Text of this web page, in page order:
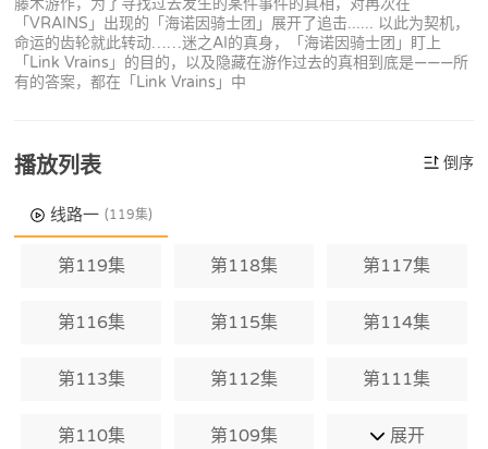
藤木游作，为了寻找过去发生的某件事件的真相，对再次在
「VRAINS」出现的「海诺因骑士团」展开了追击...... 以此为契机，
命运的齿轮就此转动……迷之AI的真身，「海诺因骑士团」盯上
「Link Vrains」的目的，以及隐藏在游作过去的真相到底是———所
有的答案，都在「Link Vrains」中
播放列表 倒序
线路一 (119集)
第119集 第118集 第117集
第116集 第115集 第114集
第113集 第112集 第111集
第110集 第109集 展开